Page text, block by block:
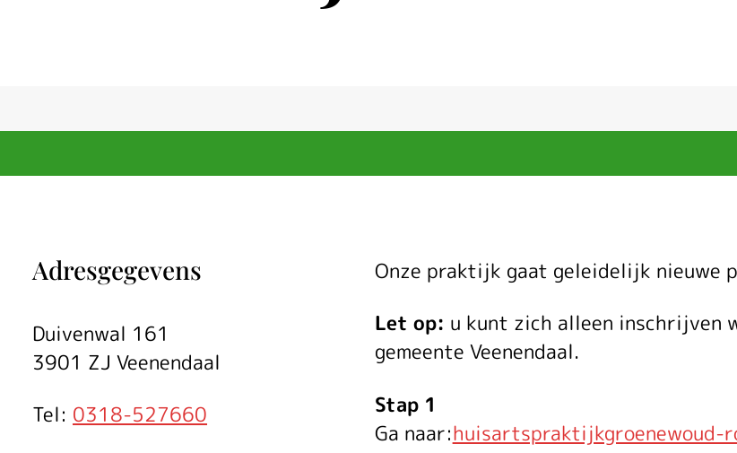
Onze praktijk gaat geleidelijk nieuwe
Let op: u kunt zich alleen inschrijven
gemeente Veenendaal.
Stap 1
Ga naar:huisartspraktijkgroenewoud-
Adresgegevens
Duivenwal 161
3901 ZJ Veenendaal
Tel: 0318-527660